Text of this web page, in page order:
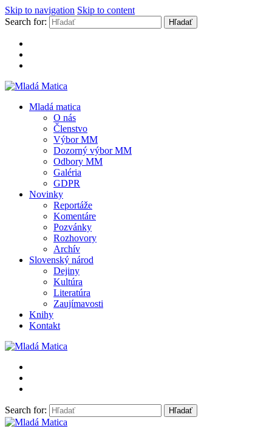
Skip to navigation Skip to content
Search for:
Mladá Matica
Mladá matica
O nás
Členstvo
Výbor MM
Dozorný výbor MM
Odbory MM
Galéria
GDPR
Novinky
Reportáže
Komentáre
Pozvánky
Rozhovory
Archív
Slovenský národ
Dejiny
Kultúra
Literatúra
Zaujímavosti
Knihy
Kontakt
Search for: